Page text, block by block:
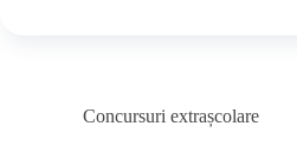
Concursuri extrașcolare